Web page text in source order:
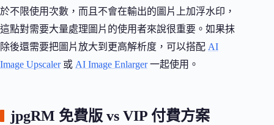
於不限使用次數，而且不會在輸出的圖片上加浮水印，
這點對需要大量處理圖片的使用者來說很重要。如果抹
除後還需要把圖片放大到更高解析度，可以搭配 AI
Image Upscaler或 AI Image Enlarger一起使用。
jpgRM 免費版 vs VIP 付費方案